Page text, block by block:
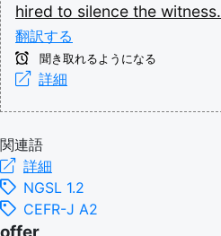
hired to silence the witness.
翻訳する
聞き取れるようになる
詳細
関連語
詳細
NGSL 1.2
CEFR-J A2
offer